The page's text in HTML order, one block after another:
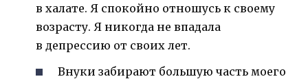
в халате. Я спокойно отношусь к своему
возрасту. Я никогда не впадала
в депрессию от своих лет.
Внуки забирают большую часть моего